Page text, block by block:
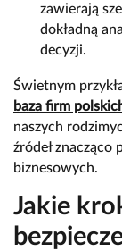
zawierają
dokładną
decyzji.
Świetnym
baza firm
naszych
źródeł znacząco
biznesowych.
Jakie